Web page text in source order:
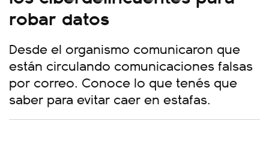
robar datos
Desde el organismo comunicaron que
están circulando comunicaciones falsas
por correo. Conoce lo que tenés que
saber para evitar caer en estafas.